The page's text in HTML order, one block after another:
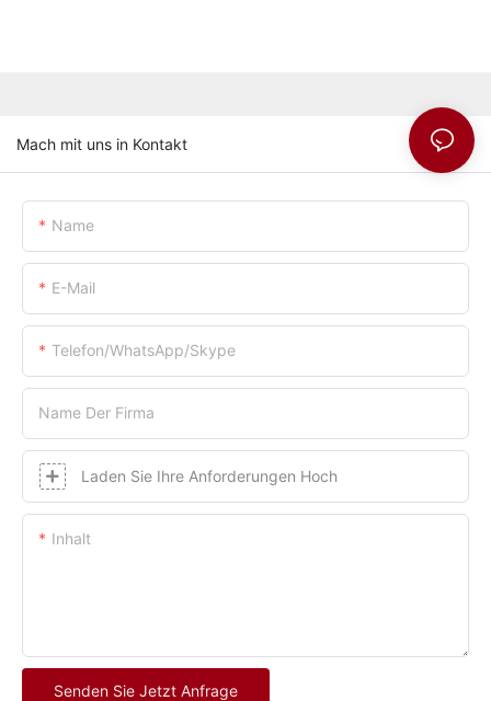
Mach mit uns in Kontakt
Name
E-Mail
Telefon/WhatsApp/Skype
Name Der Firma
Laden Sie Ihre Anforderungen Hoch
Inhalt
Senden Sie Jetzt Anfrage